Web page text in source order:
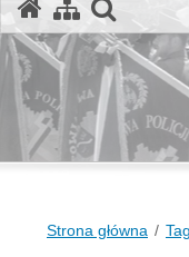
Strona główna